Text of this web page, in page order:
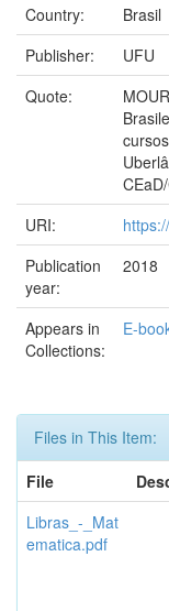
Country:
Brasil
Publisher:
UFU
Quote:
URI:
Publication
year:
2018
Appears in
Collections:
E-
Files in This Item:
File
Libras_-_Mat
ematica.pdf